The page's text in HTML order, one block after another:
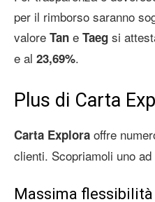
per il rimborso saranno
valore Tan e Taeg si
e al 23,69%.
Plus di Carta
Carta Explora offre
clienti. Scopriamoli uno ad
Massima flessibilità